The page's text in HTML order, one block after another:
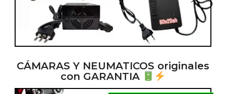
CÁMARAS Y NEUMATICOS originales
con GARANTIA